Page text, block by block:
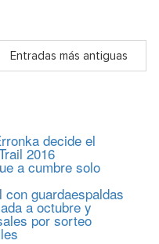
Entradas más antiguas
decide el
2016
a cumbre solo
con guardaespaldas
a octubre y
por sorteo